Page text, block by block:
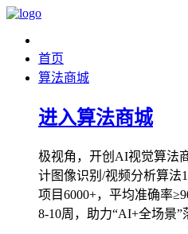
首页
算法商城
进入算法商城
极视角，开创AI视觉算法
计图像识别/视频分析算法
项目6000+，平均准确率
8-10周，助力“AI+全场景”